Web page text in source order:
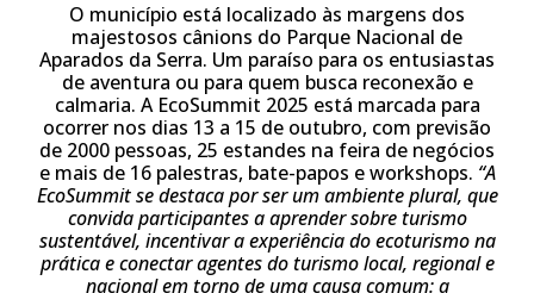
O município está localizado às margens dos
majestosos cânions do Parque Nacional de
Aparados da Serra. Um paraíso para os entusiastas
de aventura ou para quem busca reconexão e
calmaria. A EcoSummit 2025 está marcada para
ocorrer nos dias 13 a 15 de outubro, com previsão
de 2000 pessoas, 25 estandes na feira de negócios
e mais de 16 palestras, bate-papos e workshops. “A
EcoSummit se destaca por ser um ambiente plural, que
convida participantes a aprender sobre turismo
sustentável, incentivar a experiência do ecoturismo na
prática e conectar agentes do turismo local, regional e
nacional em torno de uma causa comum: a